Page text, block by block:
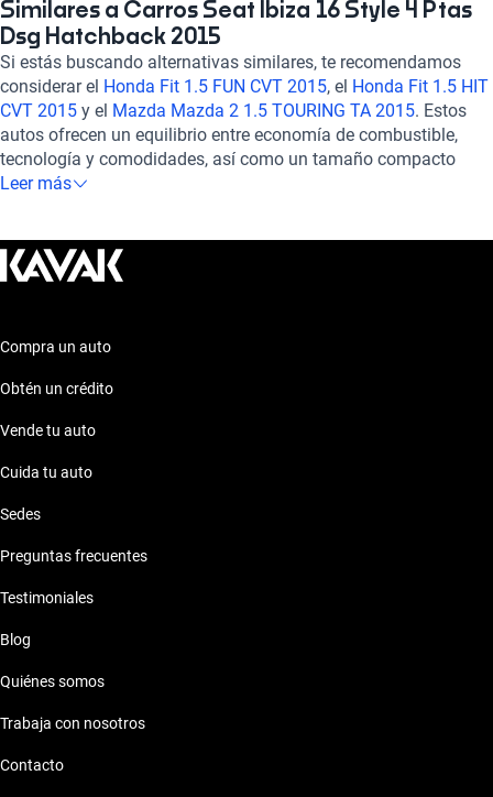
automático y la conectividad Bluetooth. Con bolsas de aire
frontales y laterales, frenos ABS y una calificación destacada
en seguridad, este vehículo te brinda tranquilidad en cada
trayecto. Experimenta la emoción de conducir con el Seat Ibiza
1.6 STYLE 4 PTAS DSG 2015, ¡tu compañero ideal en la
carretera!
Similares a Carros Seat Ibiza 16 Style 4 Ptas
Dsg Hatchback 2015
Si estás buscando alternativas similares, te recomendamos
considerar el Honda Fit 1.5 FUN CVT 2015, el Honda Fit 1.5 HIT
CVT 2015 y el Mazda Mazda 2 1.5 TOURING TA 2015. Estos
autos ofrecen un equilibrio entre economía de combustible,
tecnología y comodidades, así como un tamaño compacto
ideal para la ciudad. Explora estas opciones para encontrar el
Leer más
Compra un auto
Obtén un crédito
Vende tu auto
Cuida tu auto
Sedes
Preguntas frecuentes
Testimoniales
Blog
Quiénes somos
Trabaja con nosotros
Contacto